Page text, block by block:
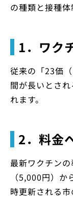
の種類と接種体
1．ワク
従来の「23価
間が長いとさ
れます。
2．料金
最新ワクチン
（5,000円）
時更新される市